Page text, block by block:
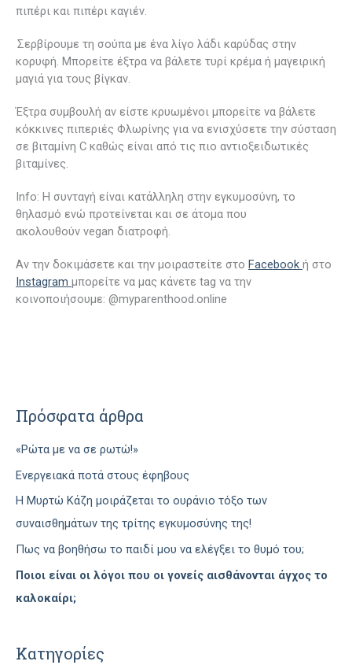
πιπέρι και πιπέρι καγιέν.
Σερβίρουμε τη σούπα με ένα λίγο λάδι καρύδας στην
κορυφή. Μπορείτε έξτρα να βάλετε τυρί κρέμα ή μαγειρική
μαγιά για τους βίγκαν.
Έξτρα συμβουλή αν είστε κρυωμένοι μπορείτε να βάλετε
κόκκινες πιπεριές Φλωρίνης για να ενισχύσετε την σύσταση
σε βιταμίνη C καθώς είναι από τις πιο αντιοξειδωτικές
βιταμίνες.
Ιnfo: Η συνταγή είναι κατάλληλη στην εγκυμοσύνη, το
θηλασμό ενώ προτείνεται και σε άτομα που
ακολουθούν vegan διατροφή.
Αν την δοκιμάσετε και την μοιραστείτε στο Facebook ή στο
Instagram μπορείτε να μας κάνετε tag να την
κοινοποιήσουμε: @myparenthood.online
Πρόσφατα άρθρα
«Ρώτα με να σε ρωτώ!»
Ενεργειακά ποτά στους έφηβους
H Mυρτώ Κάζη μοιράζεται το ουράνιο τόξο των
συναισθημάτων της τρίτης εγκυμοσύνης της!
Πως να βοηθήσω το παιδί μου να ελέγξει το θυμό του;
Ποιοι είναι οι λόγοι που οι γονείς αισθάνονται άγχος το
καλοκαίρι;
Kατηγορίες